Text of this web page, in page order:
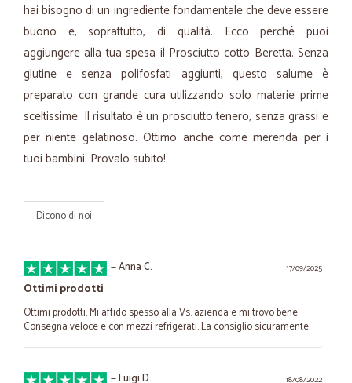
hai bisogno di un ingrediente fondamentale che deve essere
buono e, soprattutto, di qualità. Ecco perché puoi
aggiungere alla tua spesa il Prosciutto cotto Beretta. Senza
glutine e senza polifosfati aggiunti, questo salume è
preparato con grande cura utilizzando solo materie prime
sceltissime. Il risultato è un prosciutto tenero, senza grassi e
per niente gelatinoso. Ottimo anche come merenda per i
tuoi bambini. Provalo subito!
Dicono di noi
17/09/2025
—Anna C.
Ottimi prodotti
Ottimi prodotti. Mi affido spesso alla Vs. azienda e mi trovo bene.
Consegna veloce e con mezzi refrigerati. La consiglio sicuramente.
18/08/2022
—Luigi D.